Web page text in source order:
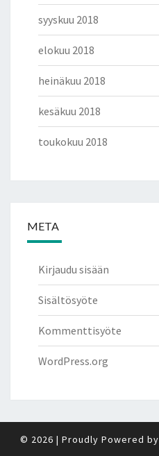
syyskuu 2018
elokuu 2018
heinäkuu 2018
kesäkuu 2018
toukokuu 2018
META
Kirjaudu sisään
Sisältösyöte
Kommenttisyöte
WordPress.org
© 2026 | Proudly Powered by